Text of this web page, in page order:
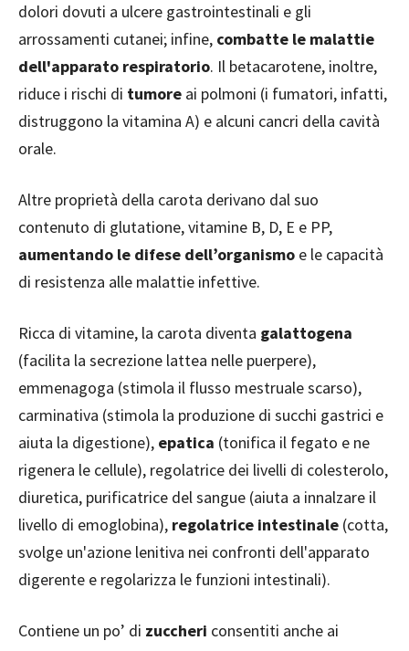
dolori dovuti a ulcere gastrointestinali e gli
arrossamenti cutanei; infine, combatte le malattie
dell'apparato respiratorio. Il betacarotene, inoltre,
riduce i rischi di tumore ai polmoni (i fumatori, infatti,
distruggono la vitamina A) e alcuni cancri della cavità
orale.
Altre proprietà della carota derivano dal suo
contenuto di glutatione, vitamine B, D, E e PP,
aumentando le difese dell’organismo e le capacità
di resistenza alle malattie infettive.
Ricca di vitamine, la carota diventa galattogena
(facilita la secrezione lattea nelle puerpere),
emmenagoga (stimola il flusso mestruale scarso),
carminativa (stimola la produzione di succhi gastrici e
aiuta la digestione), epatica (tonifica il fegato e ne
rigenera le cellule), regolatrice dei livelli di colesterolo,
diuretica, purificatrice del sangue (aiuta a innalzare il
livello di emoglobina), regolatrice intestinale (cotta,
svolge un'azione lenitiva nei confronti dell'apparato
digerente e regolarizza le funzioni intestinali).
Contiene un po’ di zuccheri consentiti anche ai